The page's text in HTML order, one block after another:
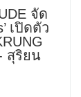
จัด
เปิดตัว
สุริยน